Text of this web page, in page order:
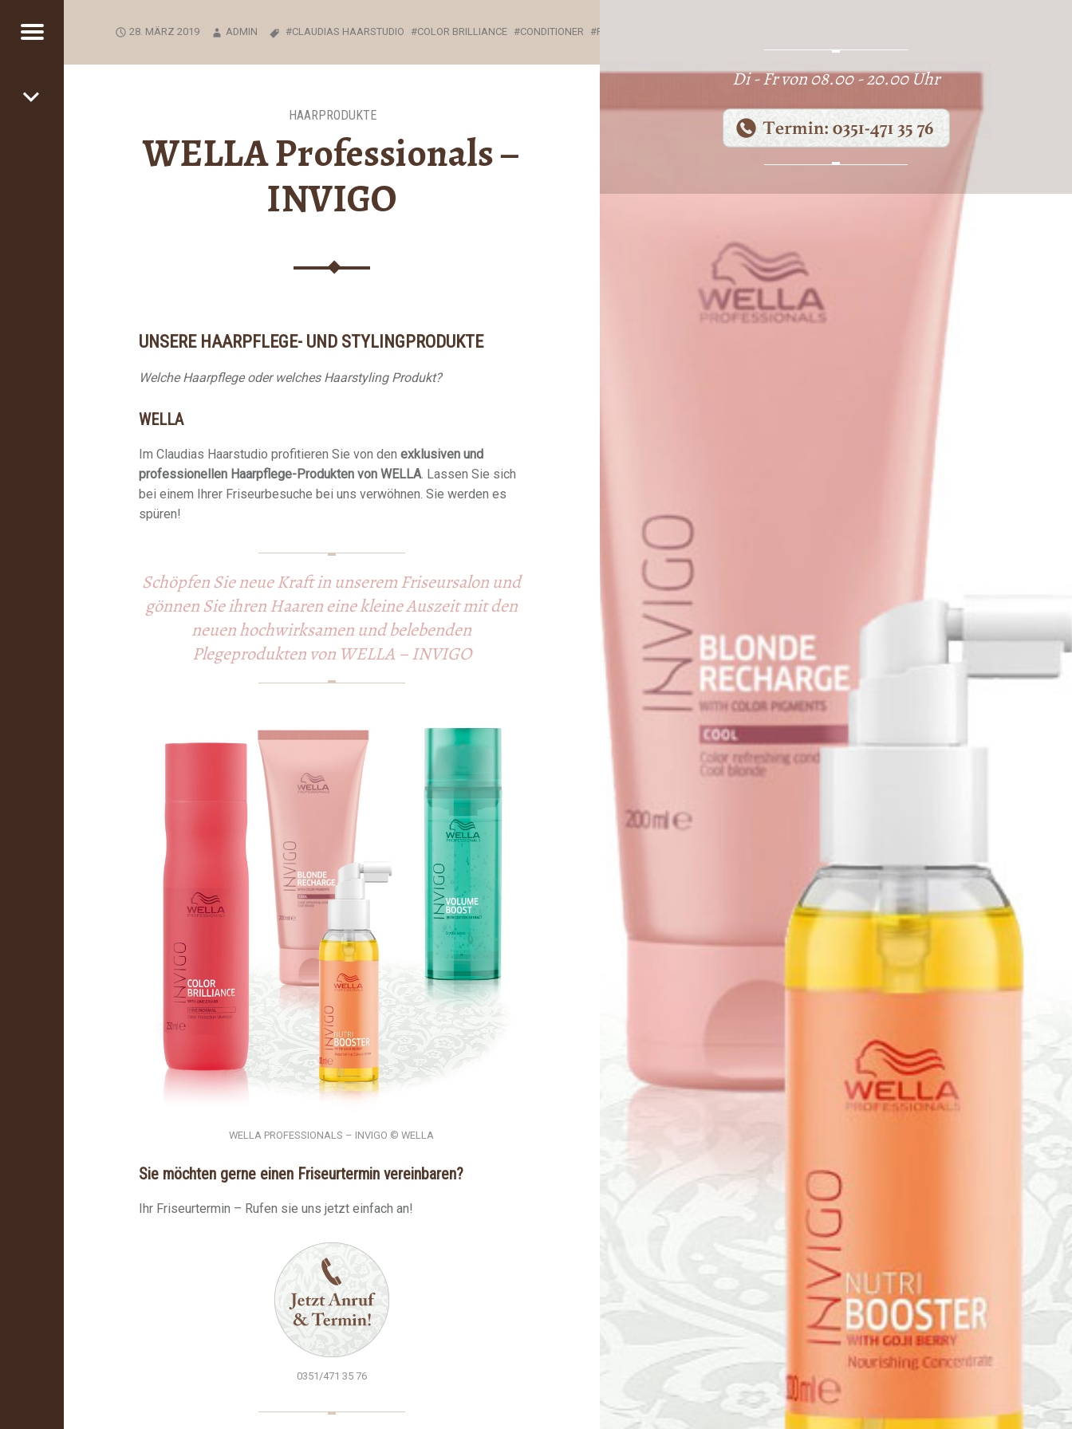
Menu
Post
navigation
Di - Fr von 08.00 - 20.00 Uhr
WELLA Professionals –
INVIGO
HAARPRODUKTE
UNSERE HAARPFLEGE- UND STYLINGPRODUKTE
Welche Haarpflege oder welches Haarstyling Produkt?
WELLA
Im Claudias Haarstudio profitieren Sie von denexklusiven und
professionellen Haarpflege-Produkten von WELLA. Lassen Sie sich
bei einem Ihrer Friseurbesuche bei uns verwöhnen. Sie werden es
spüren!
Schöpfen Sie neue Kraft in unserem Friseursalon und
gönnen Sie ihren Haaren eine kleine Auszeit mit den
neuen hochwirksamen und belebenden
Plegeprodukten von WELLA – INVIGO
WELLA PROFESSIONALS – INVIGO © WELLA
Sie möchten gerne einen Friseurtermin vereinbaren?
Ihr Friseurtermin – Rufen sie uns jetzt einfach an!
0351/471 35 76
28. MÄRZ 2019 ADMIN CLAUDIAS HAARSTUDIO COLOR BRILLIANCE CONDITIONER FRISEUR